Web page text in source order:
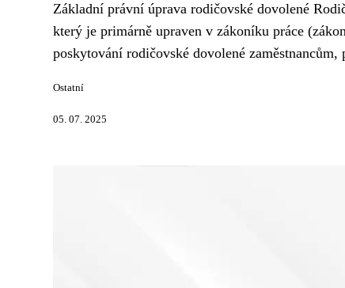
Základní právní úprava rodičovské dovolené
který je primárně upraven v zákoníku práce
poskytování rodičovské dovolené
Ostatní
05. 07. 2025